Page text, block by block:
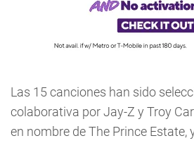
Las 15 canciones han sido
colaborativa por Jay-Z y Troy
en nombre de The Prince Estate,